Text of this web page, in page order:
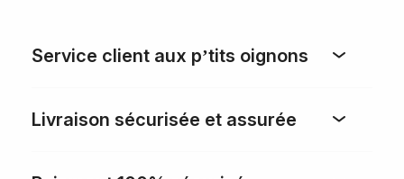
Service client aux p’tits oignons
Livraison sécurisée et assurée